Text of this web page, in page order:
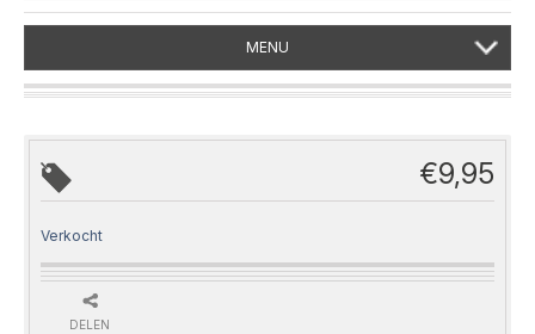
MENU
€9,95
Verkocht
DELEN